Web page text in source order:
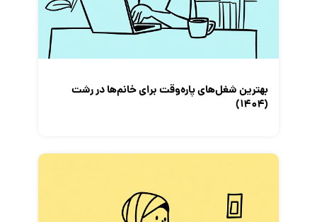
بهترین شغل‌های پاره‌وقت برای خانم‌ها در رشت
(۱۴۰۴)